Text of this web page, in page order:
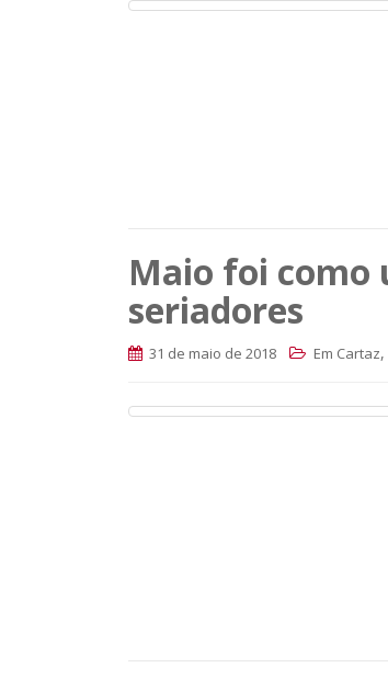
Maio foi como
seriadores
31 de maio de 2018 Em Cartaz,